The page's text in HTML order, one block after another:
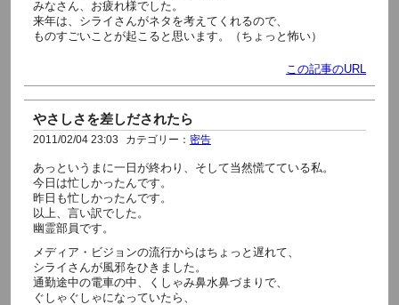
みなさん、お疲れ様でした。
来年は、シライさんがネタを考えてくれるので、
ものすごいことが起こると思います。（ちょっと怖い）
この記事のURL
やさしさを差しだされたら
2011/02/04 23:03 カテゴリー： 密告
あっというまに一日が終わり、そして当然慌てている私。
今日は忙しかったんです。
昨日も忙しかったんです。
以上、言い訳でした。
幽霊部員です。
メディア・ビジョンの流行からはちょっと遅れて、
シライさんが風邪をひきました。
通勤途中の電車の中、くしゃみ鼻水鼻づまりで、
ぐしゃぐしゃになっていたら、